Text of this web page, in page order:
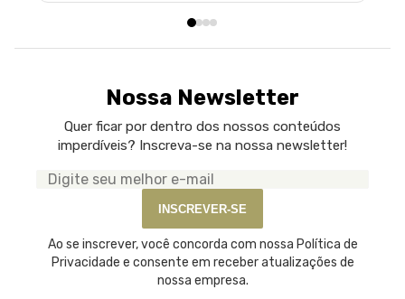
Nossa Newsletter
Quer ficar por dentro dos nossos conteúdos
imperdíveis? Inscreva-se na nossa newsletter!
Seu
e-
mail
INSCREVER-SE
Ao se inscrever, você concorda com nossa Política de
Privacidade e consente em receber atualizações de
nossa empresa.